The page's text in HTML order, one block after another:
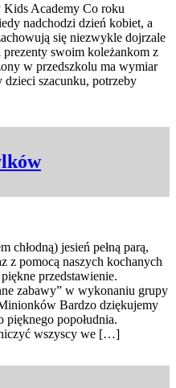
Academy Co roku
nadchodzi dzień kobiet, a
się niezwykle dojrzale
swoim koleżankom z
w przedszkolu ma wymiar
szacunku, potrzeby
chłodną) jesień pełną parą,
pomocą naszych kochanych
przedstawienie.
zabawy” w wykonaniu grupy
Bardzo dziękujemy
pięknego popołudnia.
wszyscy we […]